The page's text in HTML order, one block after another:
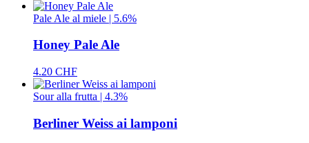
Pale Ale al miele | 5.6%
Honey Pale Ale
4.20 CHF
Sour alla frutta | 4.3%
Berliner Weiss ai lamponi